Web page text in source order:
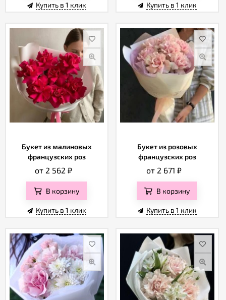
Купить в 1 клик Купить в 1 клик
Букет из малиновых
французских роз
от 2 562₽
В корзину
Купить в 1 клик
Букет из розовых
французских роз
от 2 671₽
В корзину
Купить в 1 клик